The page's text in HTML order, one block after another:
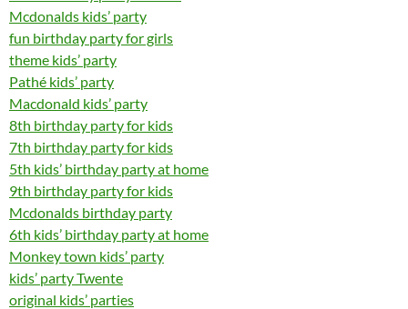
Mcdonalds kids’ party
fun birthday party for girls
theme kids’ party
Pathé kids’ party
Macdonald kids’ party
8th birthday party for kids
7th birthday party for kids
5th kids’ birthday party at home
9th birthday party for kids
Mcdonalds birthday party
6th kids’ birthday party at home
Monkey town kids’ party
kids’ party Twente
original kids’ parties